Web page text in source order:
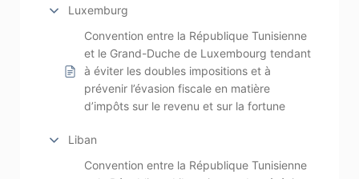
Luxemburg
Convention entre la République Tunisienne
et le Grand-Duche de Luxembourg tendant
à éviter les doubles impositions et à
prévenir l’évasion fiscale en matière
d’impôts sur le revenu et sur la fortune
Liban
Convention entre la République Tunisienne